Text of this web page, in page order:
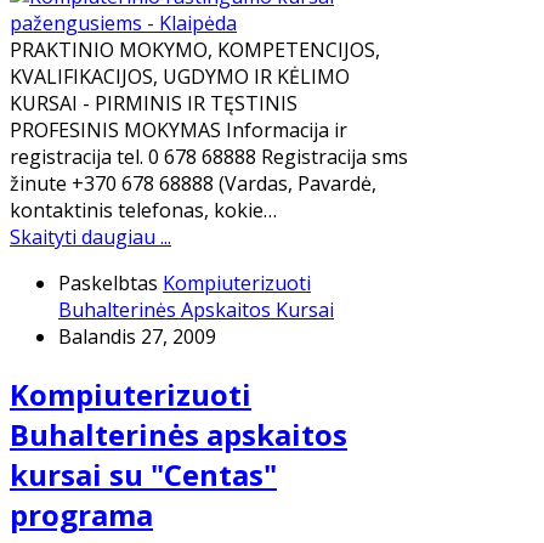
PRAKTINIO MOKYMO, KOMPETENCIJOS,
KVALIFIKACIJOS, UGDYMO IR KĖLIMO
KURSAI - PIRMINIS IR TĘSTINIS
PROFESINIS MOKYMAS Informacija ir
registracija tel. 0 678 68888 Registracija sms
žinute +370 678 68888 (Vardas, Pavardė,
kontaktinis telefonas, kokie…
Skaityti daugiau ...
Paskelbtas Kompiuterizuoti
Buhalterinės Apskaitos Kursai
Balandis 27, 2009
Kompiuterizuoti
Buhalterinės apskaitos
kursai su "Centas"
programa